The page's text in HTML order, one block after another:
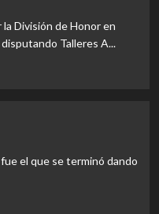
la División de Honor en
Talleres A...
el que se terminó dando